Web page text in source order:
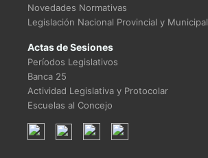
Novedades Normativas
Legislación Nacional Provincial y Municipal
Actas de Sesiones
Períodos Legislativos
Banca 25
Actividad Legislativa y Protocolar
Escuelas al Concejo